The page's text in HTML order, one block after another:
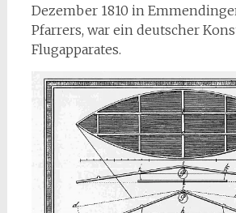
Dezember 1810 in
Pfarrers, war ein deutscher
Flugapparates.